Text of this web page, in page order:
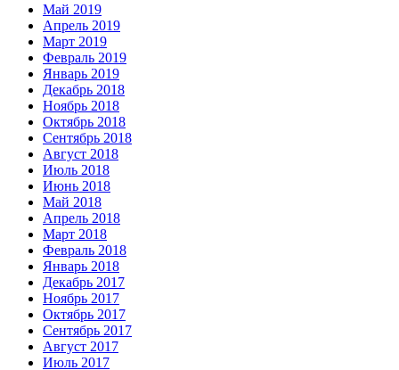
Май 2019
Апрель 2019
Март 2019
Февраль 2019
Январь 2019
Декабрь 2018
Ноябрь 2018
Октябрь 2018
Сентябрь 2018
Август 2018
Июль 2018
Июнь 2018
Май 2018
Апрель 2018
Март 2018
Февраль 2018
Январь 2018
Декабрь 2017
Ноябрь 2017
Октябрь 2017
Сентябрь 2017
Август 2017
Июль 2017